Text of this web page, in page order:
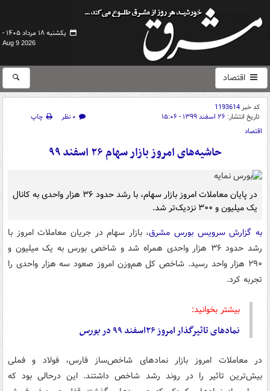
یکشنبه ۱۸ مرداد ۱۴۰۵ -
Aug 9 2026
اقتصاد
کد خبر1193614
تاریخ انتشار: ۲۶ اسفند ۱۳۹۹ - ۱۵:۰۶ ۰ نظر
چاپ
اقتصاد
حاشیه‌های امروز بازار سهام ۲۶ اسفند ۹۹
در پایان معاملات امروز بازار سهام، با رشد حدود ۳۶ هزار واحدی به کانال
یک میلیون و ۳۰۰ نزدیک‌تر شد.
به گزارش سرویس بورس مشرق، بازار سهام در جریان معاملات امروز با
رشد حدود ۳۶ هزار واحدی همراه شد و شاخص بورس به یک میلیون و
۲۹۰ هزار واحد رسید. شاخص کل هم‌وزن امروز صعود سه هزار واحدی را
تجربه کرد.
بیشتر بخوانید:
نمادهای تاثیرگذار امروز ۲۶اسفند ۹۹ در بورس
در معاملات امروز بازار نمادهای شاخص‌ساز فارس، فولاد و فملی
بیش‌ترین تاثیر را در روند رشد شاخص داشتند. این درحالی بود که